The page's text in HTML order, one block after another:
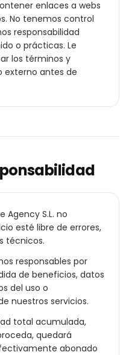
enlaces a webs
No tenemos control
responsabilidad
o prácticas. Le
los términos y
externo antes de
Agency S.L. no
esté libre de errores,
técnicos.
responsables por
de beneficios, datos
del uso o
nuestros servicios.
total acumulada,
quedará
abonado